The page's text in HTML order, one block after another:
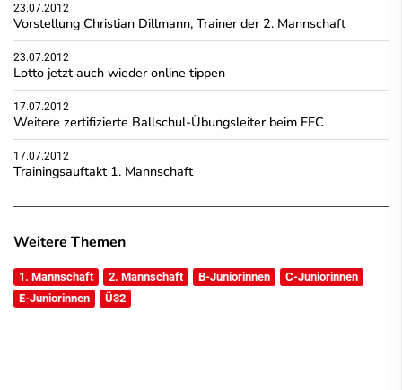
23.07.2012
Vorstellung Christian Dillmann, Trainer der 2. Mannschaft
23.07.2012
Lotto jetzt auch wieder online tippen
17.07.2012
Weitere zertifizierte Ballschul-Übungsleiter beim FFC
17.07.2012
Trainingsauftakt 1. Mannschaft
Weitere Themen
1. Mannschaft 2. Mannschaft B-Juniorinnen
C-Juniorinnen
E-Juniorinnen
Ü32